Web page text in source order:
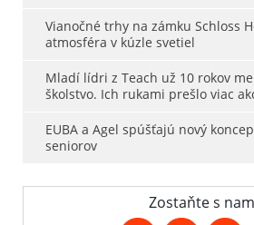
Vianočné trhy na zámku Schloss
atmosféra v kúzle svetiel
Mladí lídri z Teach už 10 rokov
školstvo. Ich rukami prešlo viac
EUBA a Agel spúšťajú nový
seniorov
Zostaňte s